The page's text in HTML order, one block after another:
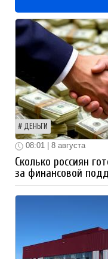
ДЕНЬГИ
08:01 | 8 августа
Сколько россиян
за финансовой